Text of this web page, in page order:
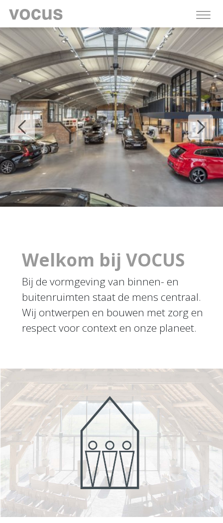
Welkom bij VOCUS
Bij de vormgeving van binnen- en
buitenruimten staat de mens centraal.
Wij ontwerpen en bouwen met zorg en
respect voor context en onze planeet.